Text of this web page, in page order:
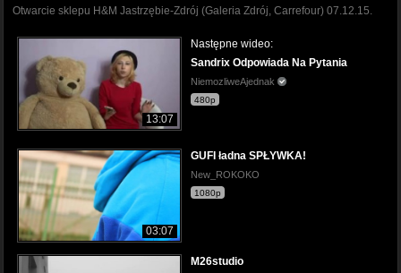
Otwarcie sklepu H&M Jastrzębie-Zdrój (Galeria Zdrój, Carrefour) 07.12.15.
13:07
Następne wideo:
Sandrix Odpowiada Na Pytania
NiemozliweAjednak
480p
03:07
GUFI ładna SPŁYWKA!
New_ROKOKO
1080p
M26studio